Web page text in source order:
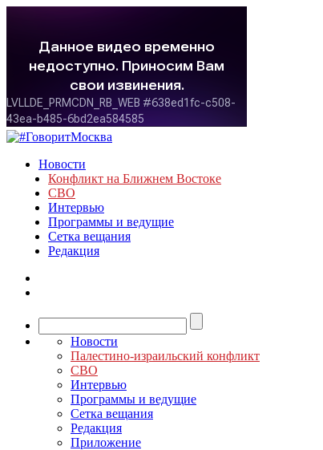
Новости
Конфликт на Ближнем Востоке
СВО
Интервью
Программы и ведущие
Сетка вещания
Редакция
Новости
Палестино-израильский конфликт
СВО
Интервью
Программы и ведущие
Сетка вещания
Редакция
Приложение